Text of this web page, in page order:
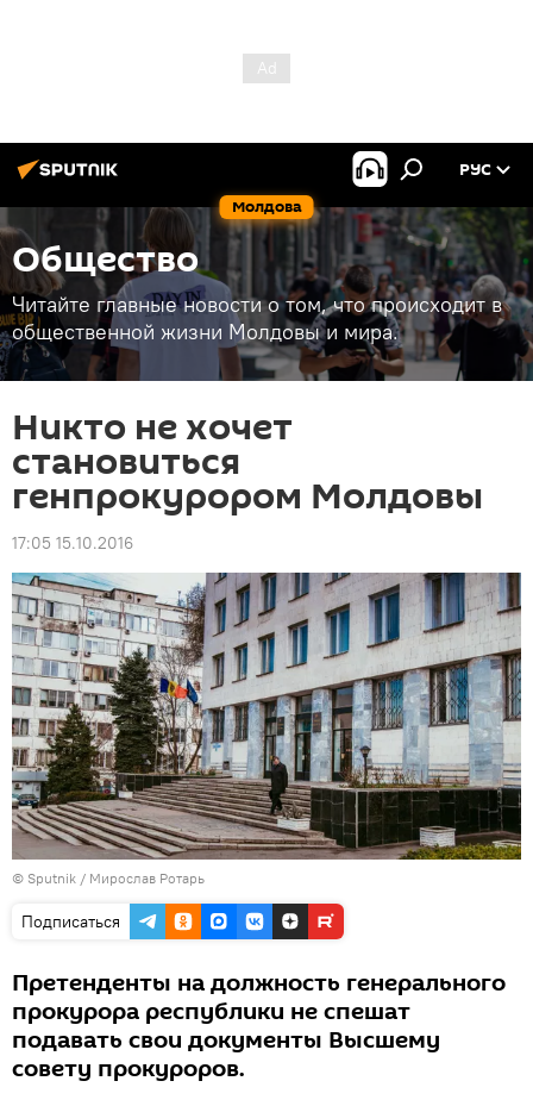
Молдова
РУС
Общество
Читайте главные новости о том, что происходит в
общественной жизни Молдовы и мира.
Никто не хочет
становиться
генпрокурором Молдовы
17:05 15.10.2016
© Sputnik / Мирослав Ротарь
Подписаться
Претенденты на должность генерального
прокурора республики не спешат
подавать свои документы Высшему
совету прокуроров.